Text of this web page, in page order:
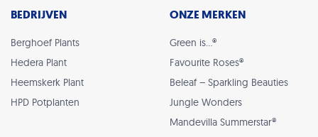
BEDRIJVEN
Berghoef Plants
Hedera Plant
Heemskerk Plant
HPD Potplanten
ONZE MERKEN
Green is…®
Favourite Roses®
Beleaf – Sparkling Beauties
Jungle Wonders
Mandevilla Summerstar®